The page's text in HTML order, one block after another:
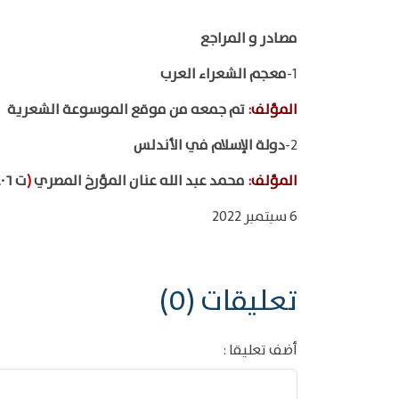
مصادر و المراجع
1- معجم الشعراء العرب
المؤلف:تم جمعه من موقع الموسوعة الشعرية
2- دولة الإسلام في الأندلس
المؤلف: محمد عبد الله عنان المؤرخ المصري(ت ١٤٠٦هـ
6 سبتمبر 2022
تعليقات (0)
أضف تعليقا :